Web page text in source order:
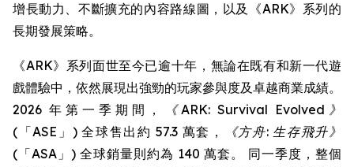
增長動力、不斷擴充的內容路線圖，以及《ARK》系列的
長期發展策略。
《ARK》系列面世至今已逾十年，無論在既有和新一代遊
戲體驗中，依然展現出強勁的玩家參與度及卓越商業成績。
2026 年第一季期間，
《ARK: Survival Evolved》
(「ASE」) 全球售出約 57.3 萬套，
《方舟: 生存飛升》
(「ASA」) 全球銷量則約為 140 萬套。 同一季度，整個